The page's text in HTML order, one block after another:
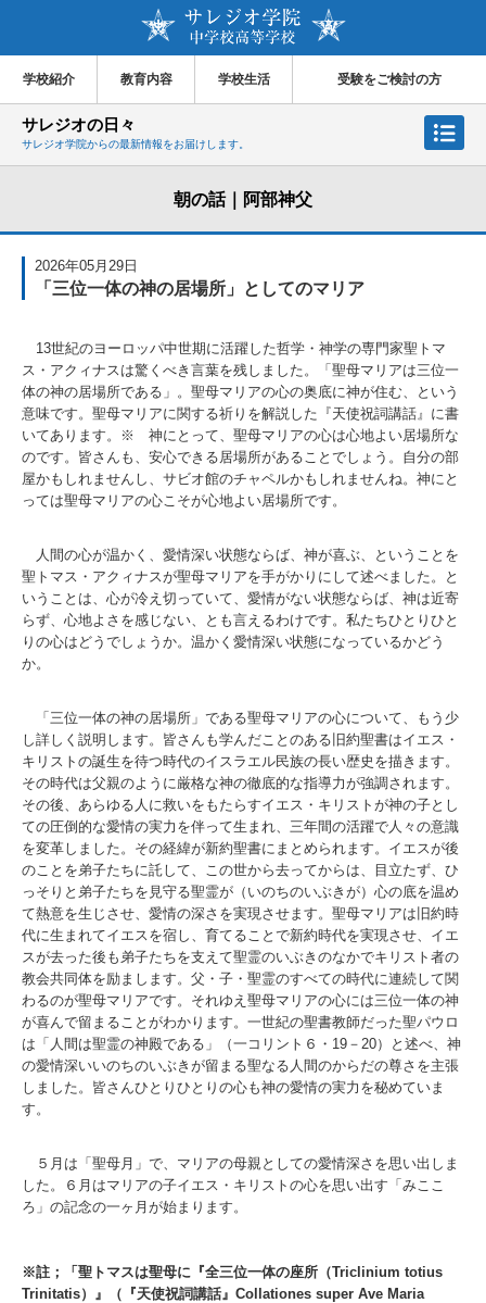
学校紹介 教育内容 学校生活 受験をご検討の方
サレジオの日々
サレジオ学院からの最新情報をお届けします。
朝の話｜阿部神父
2026年05月29日
「三位一体の神の居場所」としてのマリア
13世紀のヨーロッパ中世期に活躍した哲学・神学の専門家聖トマ
ス・アクィナスは驚くべき言葉を残しました。「聖母マリアは三位一
体の神の居場所である」。聖母マリアの心の奥底に神が住む、という
意味です。聖母マリアに関する祈りを解説した『天使祝詞講話』に書
いてあります。※ 神にとって、聖母マリアの心は心地よい居場所な
のです。皆さんも、安心できる居場所があることでしょう。自分の部
屋かもしれませんし、サビオ館のチャペルかもしれませんね。神にと
っては聖母マリアの心こそが心地よい居場所です。
人間の心が温かく、愛情深い状態ならば、神が喜ぶ、ということを
聖トマス・アクィナスが聖母マリアを手がかりにして述べました。と
いうことは、心が冷え切っていて、愛情がない状態ならば、神は近寄
らず、心地よさを感じない、とも言えるわけです。私たちひとりひと
りの心はどうでしょうか。温かく愛情深い状態になっているかどう
か。
「三位一体の神の居場所」である聖母マリアの心について、もう少
し詳しく説明します。皆さんも学んだことのある旧約聖書はイエス・
キリストの誕生を待つ時代のイスラエル民族の長い歴史を描きます。
その時代は父親のように厳格な神の徹底的な指導力が強調されます。
その後、あらゆる人に救いをもたらすイエス・キリストが神の子とし
ての圧倒的な愛情の実力を伴って生まれ、三年間の活躍で人々の意識
を変革しました。その経緯が新約聖書にまとめられます。イエスが後
のことを弟子たちに託して、この世から去ってからは、目立たず、ひ
っそりと弟子たちを見守る聖霊が（いのちのいぶきが）心の底を温め
て熱意を生じさせ、愛情の深さを実現させます。聖母マリアは旧約時
代に生まれてイエスを宿し、育てることで新約時代を実現させ、イエ
スが去った後も弟子たちを支えて聖霊のいぶきのなかでキリスト者の
教会共同体を励まします。父・子・聖霊のすべての時代に連続して関
わるのが聖母マリアです。それゆえ聖母マリアの心には三位一体の神
が喜んで留まることがわかります。一世紀の聖書教師だった聖パウロ
は「人間は聖霊の神殿である」（一コリント６・19－20）と述べ、神
の愛情深いいのちのいぶきが留まる聖なる人間のからだの尊さを主張
しました。皆さんひとりひとりの心も神の愛情の実力を秘めていま
す。
５月は「聖母月」で、マリアの母親としての愛情深さを思い出しま
した。６月はマリアの子イエス・キリストの心を思い出す「みここ
ろ」の記念の一ヶ月が始まります。
※註；「聖トマスは聖母に『全三位一体の座所（Triclinium totius
Trinitatis）』（『天使祝詞講話』Collationes super Ave Maria